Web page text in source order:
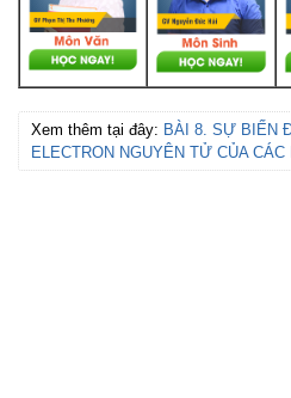
Xem thêm tại đây: BÀI 8. SỰ BIẾN
ELECTRON NGUYÊN TỬ CỦA